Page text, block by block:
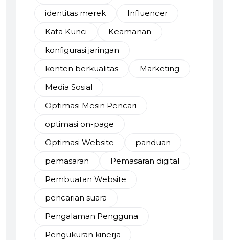
identitas merek
Influencer
Kata Kunci
Keamanan
konfigurasi jaringan
konten berkualitas
Marketing
Media Sosial
Optimasi Mesin Pencari
optimasi on-page
Optimasi Website
panduan
pemasaran
Pemasaran digital
Pembuatan Website
pencarian suara
Pengalaman Pengguna
Pengukuran kinerja